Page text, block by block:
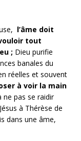
l’âme doit
tout
; Dieu purifie
banales du
réelles et souvent
à voir la main
ne pas se raidir
à Thérèse de
dans une âme,